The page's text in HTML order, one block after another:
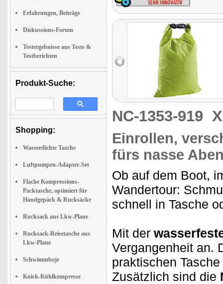
Erfahrungen, Beiträge
Diskussions-Forum
Testergebnisse aus Tests &
Testberichten
Produkt-Suche:
Shopping:
Wasserdichte Tasche
Luftpumpen-Adapter-Set
Flache Kompressions-
Packtasche, optimiert für
Handgepäck & Rucksäcke
Rucksack aus Lkw-Plane
Rucksack-Reisetasche aus
Lkw-Plane
Schwimmboje
Knick-Kühlkompresse
NC-1353-919
Einrollen,
fürs nasse
Ob auf dem Boot,
Wandertour:
schnell in Tasche
Mit der
Vergangenheit an.
praktischen
Zusätzlich sind die